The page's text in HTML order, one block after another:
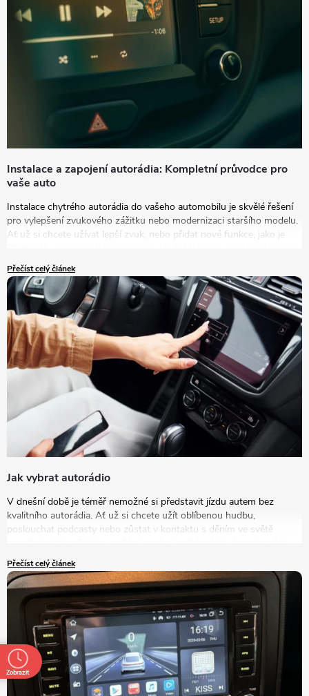
Instalace a zapojení autorádia: Kompletní průvodce pro
vaše auto
Instalace chytrého autorádia do vašeho automobilu je skvělé řešení
pro vylepšení zvukového zážitku nebo modernizaci staršího modelu.
Ať už si chcete užívat lepší zvuk, nebo přidat nové funkce, jako je
autorádia za nový model je tou správnou volbou.
Přečíst celý článek
Jak vybrat autorádio
V dnešní době je téměř nemožné si představit jízdu autem bez
kvalitního autorádia. Ať už si chcete užít oblíbenou hudbu,
poslouchat podcasty nebo zůstat v kontaktu s děním ve světě
výrazně zlepšit vaše zážitky na cestách. V tomto článku se podrobně
podíváme na to, jak vybrat autorádio, které bude nejlépe vyhovovat
vašim potřebám a představám.
Přečíst celý článek
Zobrazit